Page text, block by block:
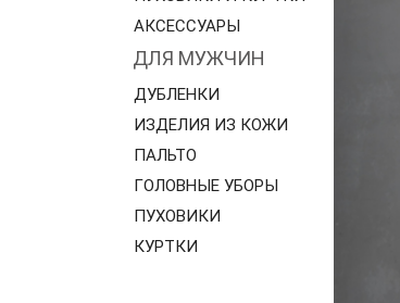
АКСЕССУАРЫ
ДЛЯ МУЖЧИН
ДУБЛЕНКИ
ИЗДЕЛИЯ ИЗ КОЖИ
ПАЛЬТО
ГОЛОВНЫЕ УБОРЫ
ПУХОВИКИ
КУРТКИ